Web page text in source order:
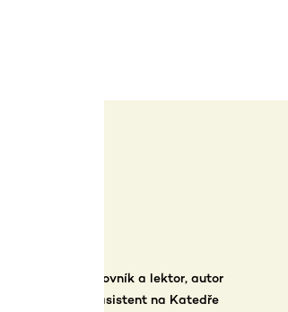
PhDr. Milada
Lektorka a
práce je poskytovat